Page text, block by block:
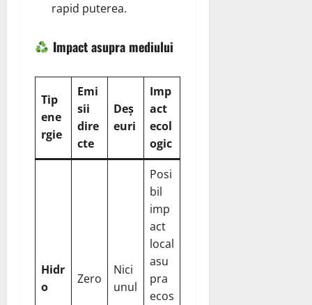
rapid puterea.
Impact asupra mediului
Tip
ene
rgie
Emi
sii
dire
cte
Deș
euri
Imp
act
ecol
ogic
Hidr
o
Zero
Nici
unul
Posi
bil
imp
act
local
asu
pra
ecos